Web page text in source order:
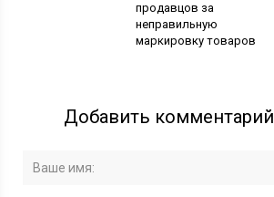
продавцов за
неправильную
маркировку товаров
Добавить комментарий